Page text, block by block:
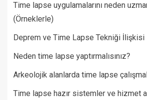
Time lapse uygulamalarını neden
(Örneklerle)
Deprem ve Time Lapse Tekniği İlişkisi
Neden time lapse yaptırmalısınız?
Arkeolojik alanlarda time lapse
Time lapse hazır sistemler ve hizmet